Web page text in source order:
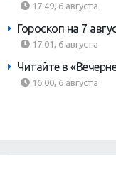
17:49, 6 августа
Гороскоп на 7
17:01, 6 августа
Читайте в
16:00, 6 августа